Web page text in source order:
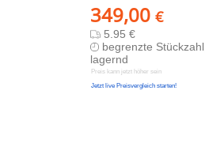
349,00 €
5.95 €
begrenzte Stückzahl,
lagernd
Preis kann jetzt höher sein
Jetzt live Preisvergleich starten!